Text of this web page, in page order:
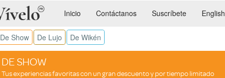
Inicio Contáctanos Suscríbete English
De Show De Lujo De Wikén
DE SHOW
Tus experiencias favoritas con un gran descuento y por tiempo limitado